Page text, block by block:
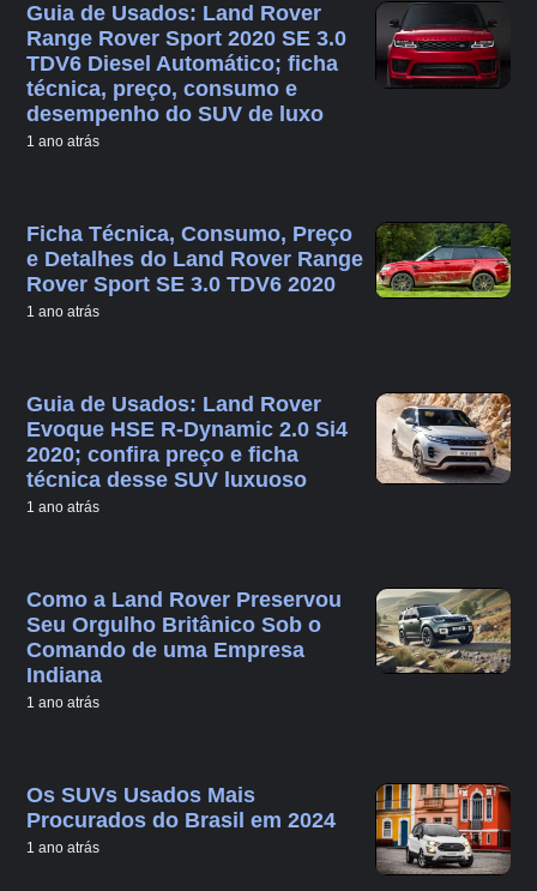
Guia de Usados: Land Rover
Range Rover Sport 2020 SE 3.0
TDV6 Diesel Automático; ficha
técnica, preço, consumo e
desempenho do SUV de luxo
1 ano atrás
Ficha Técnica, Consumo, Preço
e Detalhes do Land Rover Range
Rover Sport SE 3.0 TDV6 2020
1 ano atrás
Guia de Usados: Land Rover
Evoque HSE R-Dynamic 2.0 Si4
2020; confira preço e ficha
técnica desse SUV luxuoso
1 ano atrás
Como a Land Rover Preservou
Seu Orgulho Britânico Sob o
Comando de uma Empresa
Indiana
1 ano atrás
Os SUVs Usados Mais
Procurados do Brasil em 2024
1 ano atrás